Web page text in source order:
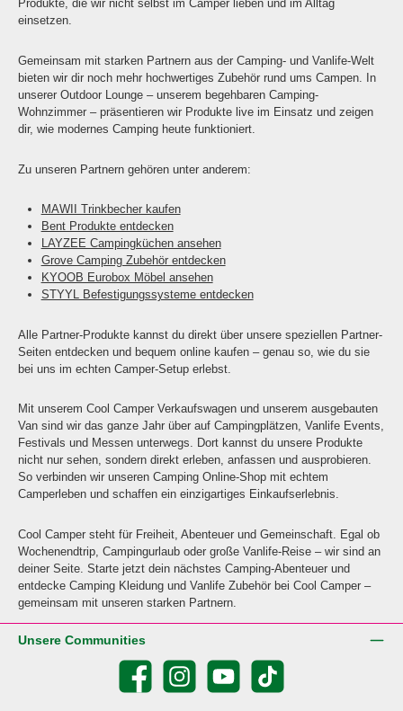
Produkte, die wir nicht selbst im Camper lieben und im Alltag
einsetzen.
Gemeinsam mit starken Partnern aus der Camping- und Vanlife-Welt
bieten wir dir noch mehr hochwertiges Zubehör rund ums Campen. In
unserer Outdoor Lounge – unserem begehbaren Camping-
Wohnzimmer – präsentieren wir Produkte live im Einsatz und zeigen
dir, wie modernes Camping heute funktioniert.
Zu unseren Partnern gehören unter anderem:
MAWII Trinkbecher kaufen
Bent Produkte entdecken
LAYZEE Campingküchen ansehen
Grove Camping Zubehör entdecken
KYOOB Eurobox Möbel ansehen
STYYL Befestigungssysteme entdecken
Alle Partner-Produkte kannst du direkt über unsere speziellen Partner-
Seiten entdecken und bequem online kaufen – genau so, wie du sie
bei uns im echten Camper-Setup erlebst.
Mit unserem Cool Camper Verkaufswagen und unserem ausgebauten
Van sind wir das ganze Jahr über auf Campingplätzen, Vanlife Events,
Festivals und Messen unterwegs. Dort kannst du unsere Produkte
nicht nur sehen, sondern direkt erleben, anfassen und ausprobieren.
So verbinden wir unseren Camping Online-Shop mit echtem
Camperleben und schaffen ein einzigartiges Einkaufserlebnis.
Cool Camper steht für Freiheit, Abenteuer und Gemeinschaft. Egal ob
Wochenendtrip, Campingurlaub oder große Vanlife-Reise – wir sind an
deiner Seite. Starte jetzt dein nächstes Camping-Abenteuer und
entdecke Camping Kleidung und Vanlife Zubehör bei Cool Camper –
gemeinsam mit unseren starken Partnern.
Unsere Communities
Facebook Instagram YouTube TikTok